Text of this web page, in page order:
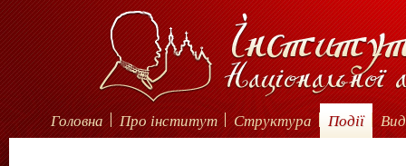
Головна Про інститут Структура Події